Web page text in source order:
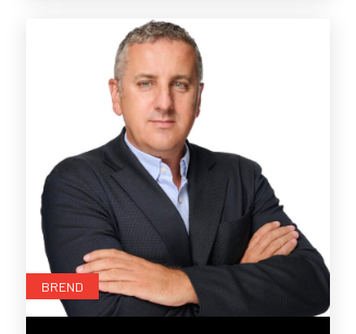
BREND